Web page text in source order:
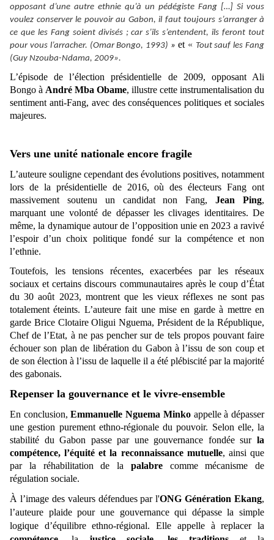
opposant d’une autre ethnie qu’à un pédégiste Fang […] Si vous
voulez conserver le pouvoir au Gabon, il faut toujours s’arranger à
ce que les Fang soient divisés ; car s’ils s’entendent, ils feront tout
pour vous l’arracher. (Omar Bongo, 1993) » et « Tout sauf les Fang
(Guy Nzouba-Ndama, 2009».
L’épisode de l’élection présidentielle de 2009, opposant Ali
Bongo à André Mba Obame, illustre cette instrumentalisation du
sentiment anti-Fang, avec des conséquences politiques et sociales
majeures.
Vers une unité nationale encore fragile
L’auteure souligne cependant des évolutions positives, notamment
lors de la présidentielle de 2016, où des électeurs Fang ont
massivement soutenu un candidat non Fang,Jean Ping,
marquant une volonté de dépasser les clivages identitaires. De
même, la dynamique autour de l’opposition unie en 2023 a ravivé
l’espoir d’un choix politique fondé sur la compétence et non
l’ethnie.
Toutefois, les tensions récentes, exacerbées par les réseaux
sociaux et certains discours communautaires après le coup d’État
du 30 août 2023, montrent que les vieux réflexes ne sont pas
totalement éteints. L’auteure fait une mise en garde à mettre en
garde Brice Clotaire Oligui Nguema, Président de la République,
Chef de l’Etat, à ne pas pencher sur de tels propos pouvant faire
échouer son plan de libération du Gabon à l’issu de son coup et
de son élection à l’issu de laquelle il a été plébiscité par la majorité
des gabonais.
Repenser la gouvernance et le vivre-ensemble
En conclusion,Emmanuelle Nguema Minkoappelle à dépasser
une gestion purement ethno-régionale du pouvoir. Selon elle, la
stabilité du Gabon passe par une gouvernance fondée sur la
compétence, l’équité et la reconnaissance mutuelle, ainsi que
par la réhabilitation de la palabrecomme mécanisme de
régulation sociale.
À l’image des valeurs défendues par l'ONG Génération Ekang,
l’auteure plaide pour une gouvernance qui dépasse la simple
logique d’équilibre ethno-régional. Elle appelle à replacer la